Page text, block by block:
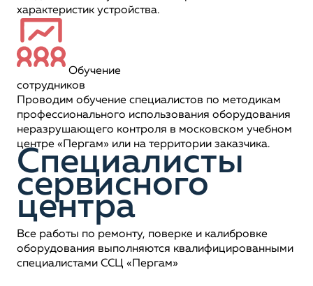
характеристик устройства.
Обучение
сотрудников
Проводим обучение специалистов по методикам
профессионального использования оборудования
неразрушающего контроля в московском учебном
центре «Пергам» или на территории заказчика.
Специалисты
сервисного
центра
Все работы по ремонту, поверке и калибровке
оборудования выполняются квалифицированными
специалистами ССЦ «Пергам»